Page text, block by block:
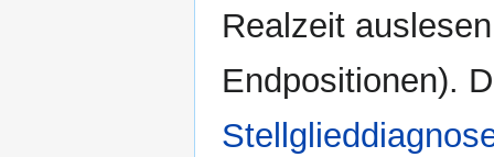
Realzeit
Endpositionen).